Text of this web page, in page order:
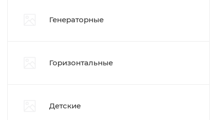
Генераторные
Горизонтальные
Детские